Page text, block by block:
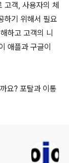
고객, 사용자의 체
하기 위해서 필요
하고 고객의 니
애플과 구글이
요? 포탈과 이통